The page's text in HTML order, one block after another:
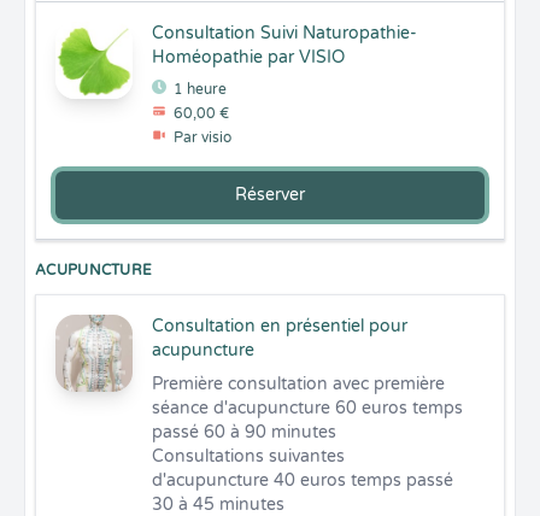
Consultation Suivi Naturopathie-
Homéopathie par VISIO
1 heure
60,00 €
Par visio
Réserver
ACUPUNCTURE
Consultation en présentiel pour
acupuncture
Première consultation avec première
séance d'acupuncture 60 euros temps
passé 60 à 90 minutes
Consultations suivantes
d'acupuncture 40 euros temps passé
30 à 45 minutes